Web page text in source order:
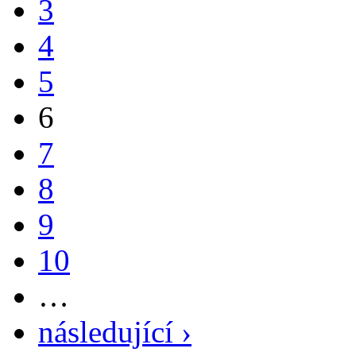
3
4
5
6
7
8
9
10
…
následující ›